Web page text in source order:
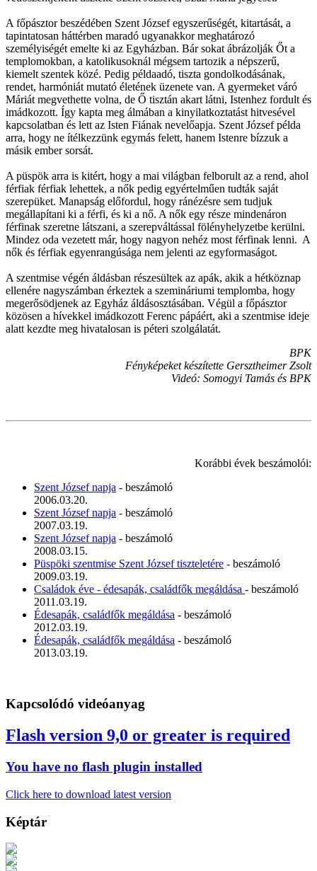
A főpásztor beszédében Szent József egyszerűségét, kitartását, a
tapintatosan háttérben maradó ugyanakkor meghatározó
személyiségét emelte ki az Egyházban. Bár sokat ábrázolják Őt a
templomokban, a katolikusoknál mégsem tartozik a népszerű,
kiemelt szentek közé. Pedig példaadó, tiszta gondolkodásának,
rendet, harmóniát mutató életének üzenete van. A gyermeket váró
Máriát megvethette volna, de Ő tisztán akart látni, Istenhez fordult és
imádkozott. Így kapta meg álmában a kinyilatkoztatást hitvesével
kapcsolatban és lett az Isten Fiának nevelőapja. Szent József példa
arra, hogy ne ítélkezzünk egymás felett, hanem Istenre bízzuk a
másik ember sorsát.
A püspök arra is kitért, hogy a mai világban felborult az a rend, ahol
férfiak férfiak lehettek, a nők pedig egyértelműen tudták saját
szerepüket. Manapság előfordul, hogy ránézésre sem tudjuk
megállapítani ki a férfi, és ki a nő. A nők egy része mindenáron
férfinak szeretne látszani, a szerepváltással fölényhelyzetbe kerülni.
Mindez oda vezetett már, hogy nagyon nehéz most férfinak lenni. A
nők és férfiak egyenrangúsága nem jelenti az egyformaságot.
A szentmise végén áldásban részesültek az apák, akik a hétköznap
ellenére nagyszámban érkeztek a szemináriumi templomba, hogy
megerősödjenek az Egyház áldásosztásában. Végül a főpásztor
közösen a hívekkel imádkozott Ferenc pápáért, aki a szentmise ideje
alatt kezdte meg hivatalosan is péteri szolgálatát.
BPK
Fényképeket készítette Gersztheimer Zsolt
Videó: Somogyi Tamás és BPK
Korábbi évek beszámolói:
Szent József napja - beszámoló
2006.03.20.
Szent József napja - beszámoló
2007.03.19.
Szent József napja - beszámoló
2008.03.15.
Püspöki szentmise Szent József tiszteletére - beszámoló
2009.03.19.
Családok éve - édesapák, családfők megáldása - beszámoló
2011.03.19.
Édesapák, családfők megáldása - beszámoló
2012.03.19.
Édesapák, családfők megáldása - beszámoló
2013.03.19.
Kapcsolódó videóanyag
Flash version 9,0 or greater is required
You have no flash plugin installed
Click here to download latest version
Képtár